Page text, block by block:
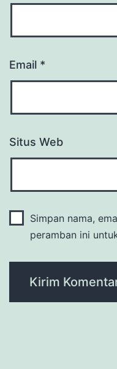
Email *
Situs Web
Simpan nama,
peramban ini